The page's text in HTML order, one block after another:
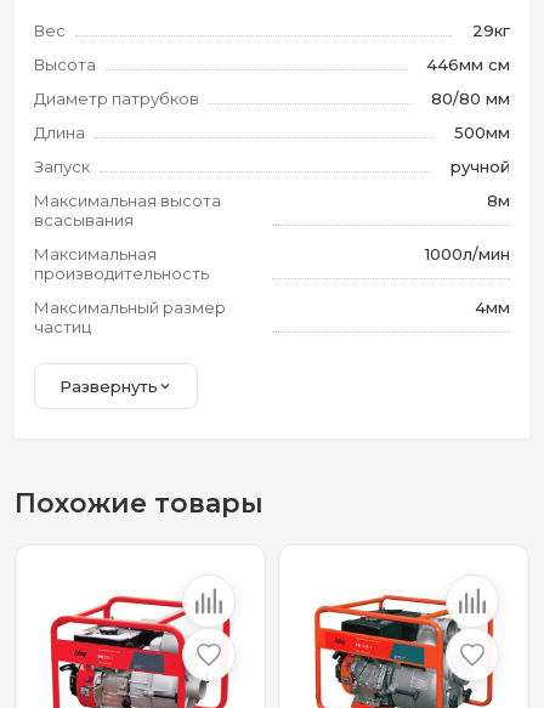
Вес
29кг
Высота
446мм см
Диаметр патрубков
80/80 мм
Длина
500мм
Запуск
ручной
Максимальная высота
всасывания
8м
Максимальная
производительность
1000л/мин
Максимальный размер
частиц
4мм
Развернуть
Похожие товары